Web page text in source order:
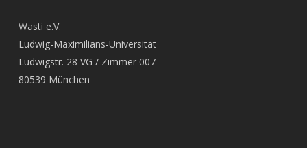
Wasti e.V.
Ludwig-Maximilians-Universität
Ludwigstr. 28 VG / Zimmer 007
80539 München